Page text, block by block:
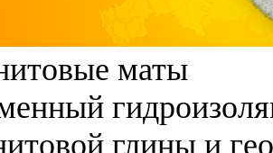
маты
глины и